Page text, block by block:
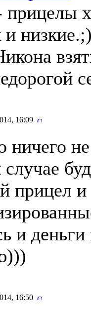
прицелы
и
16:09
ничего
прицел
и
16:50